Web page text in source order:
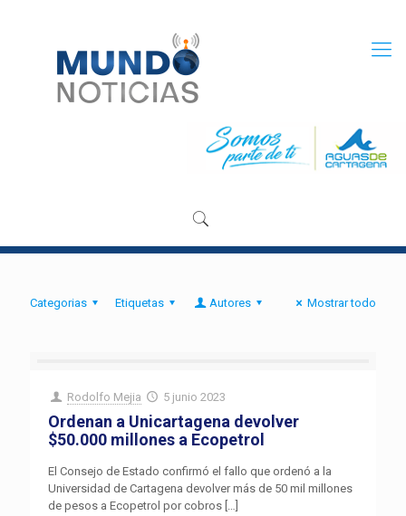
Categorias Etiquetas Autores Mostrar todo
Rodolfo Mejia 5 junio 2023
Ordenan a Unicartagena devolver
$50.000 millones a Ecopetrol
El Consejo de Estado confirmó el fallo que ordenó a la
Universidad de Cartagena devolver más de 50 mil millones
de pesos a Ecopetrol por cobros […]